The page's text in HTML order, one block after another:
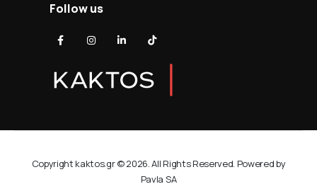
Follow us
Copyright kaktos.gr © 2026. All Rights Reserved. Powered by
Pavla SA